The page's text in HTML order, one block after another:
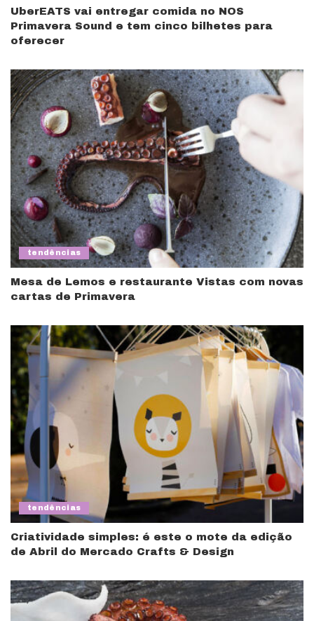
UberEATS vai entregar comida no NOS
Primavera Sound e tem cinco bilhetes para
oferecer
tendências
Mesa de Lemos e restaurante Vistas com novas
cartas de Primavera
tendências
Criatividade simples: é este o mote da edição
de Abril do Mercado Crafts & Design